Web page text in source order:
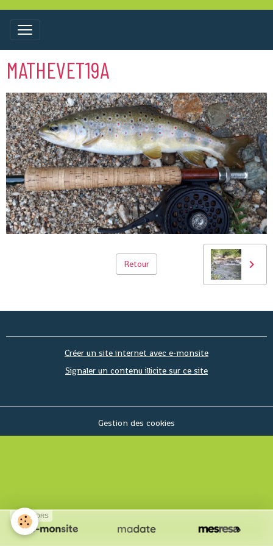
MATHEVET19A
Retour
Créer un site internet avec e-monsite
Signaler un contenu illicite sur ce site
Gestion des cookies
SPONSORS